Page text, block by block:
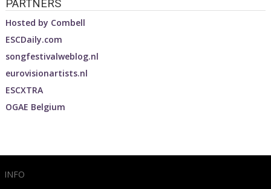
PARTNERS
Hosted by Combell
ESCDaily.com
songfestivalweblog.nl
eurovisionartists.nl
ESCXTRA
OGAE Belgium
INFO